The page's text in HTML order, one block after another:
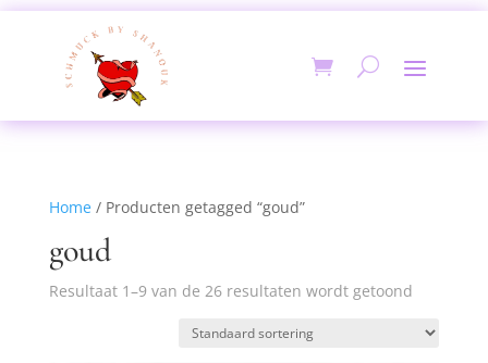
Home/ Producten getagged “goud”
goud
Resultaat 1–9 van de 26 resultaten wordt getoond